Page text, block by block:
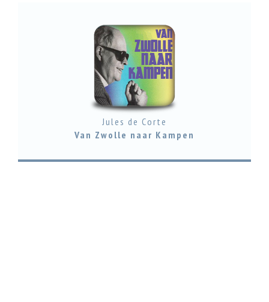
Jules de Corte
Van Zwolle naar Kampen